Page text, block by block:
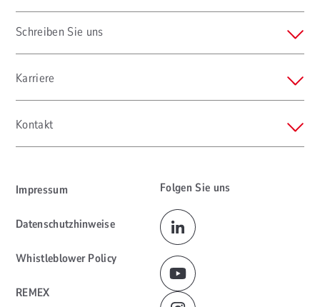
Schreiben Sie uns
Karriere
Kontakt
Impressum
Datenschutzhinweise
Whistleblower Policy
REMEX
Folgen Sie uns